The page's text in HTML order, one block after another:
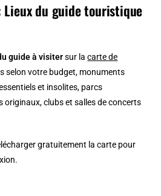
Lieux du guide touristique
guide à visitersur lacarte de
selon votre budget, monuments
et insolites, parcs
originaux, clubs et salles de concerts
gratuitement la carte pour